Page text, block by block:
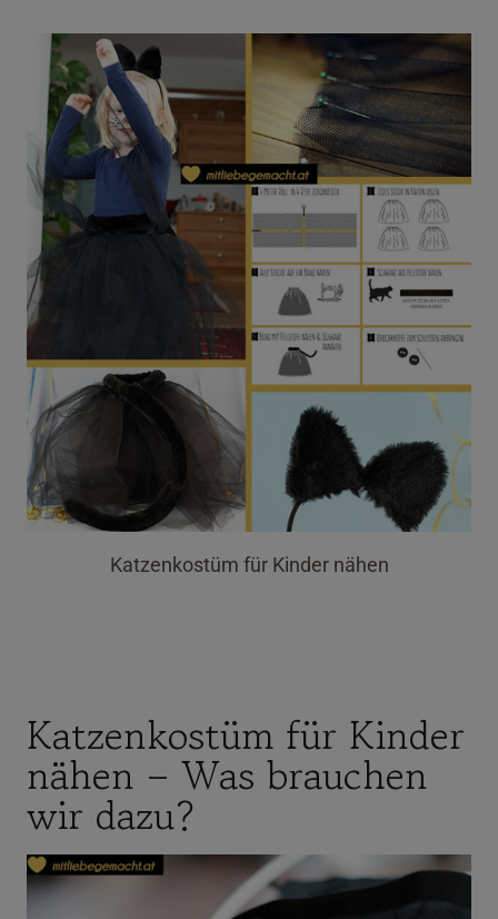
Katzenkostüm für Kinder nähen
Katzenkostüm für Kinder
nähen – Was brauchen
wir dazu?